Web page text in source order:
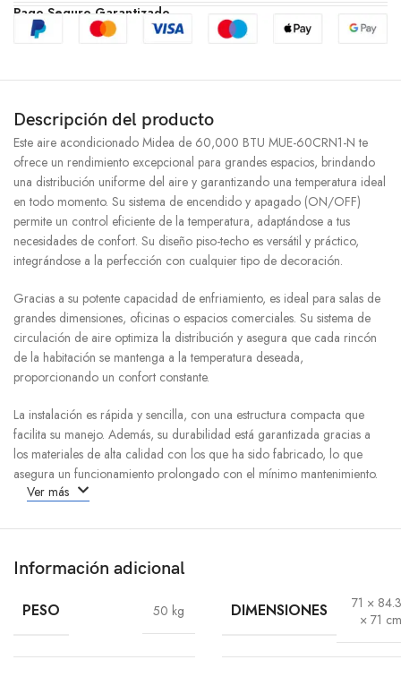
Pago Seguro Garantizado
Descripción del producto
Este aire acondicionado Midea de 60,000 BTU MUE-60CRN1-N te
ofrece un rendimiento excepcional para grandes espacios, brindando
una distribución uniforme del aire y garantizando una temperatura ideal
en todo momento. Su sistema de encendido y apagado (ON/OFF)
permite un control eficiente de la temperatura, adaptándose a tus
necesidades de confort. Su diseño piso-techo es versátil y práctico,
integrándose a la perfección con cualquier tipo de decoración.
Gracias a su potente capacidad de enfriamiento, es ideal para salas de
grandes dimensiones, oficinas o espacios comerciales. Su sistema de
circulación de aire optimiza la distribución y asegura que cada rincón
de la habitación se mantenga a la temperatura deseada,
proporcionando un confort constante.
La instalación es rápida y sencilla, con una estructura compacta que
facilita su manejo. Además, su durabilidad está garantizada gracias a
los materiales de alta calidad con los que ha sido fabricado, lo que
asegura un funcionamiento prolongado con el mínimo mantenimiento.
Ver más
Información adicional
PESO 50 kg DIMENSIONES
71 ×
× 71